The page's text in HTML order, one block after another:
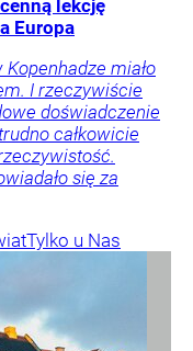
lekcję
Europa
miało
I rzeczywiście
doświadczenie
całkowicie
się za
Tylko u Nas